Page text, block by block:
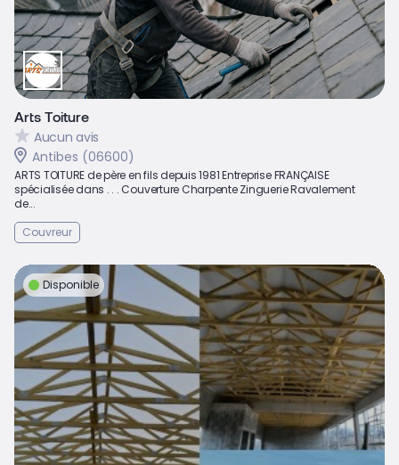
Arts Toiture
Aucun avis
Antibes (06600)
ARTS TOITURE de père en fils depuis 1981 Entreprise FRANÇAISE
spécialisée dans . . . Couverture Charpente Zinguerie Ravalement
de...
Couvreur
Disponible